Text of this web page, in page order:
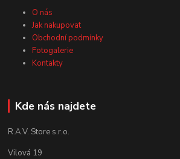
O nás
Jak nakupovat
Obchodní podmínky
Fotogalerie
Kontakty
Kde nás najdete
R.A.V. Store s.r.o.
Vilová 19